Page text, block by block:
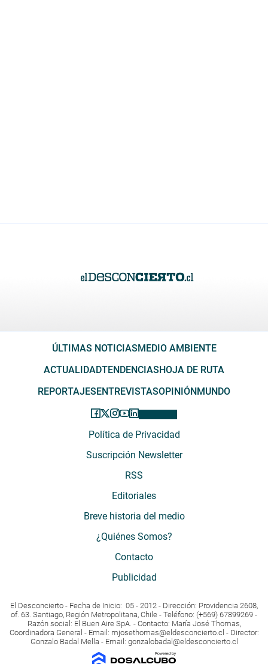
ÚLTIMAS NOTICIAS MEDIO AMBIENTE
ACTUALIDADTENDENCIAS HOJA DE RUTA
REPORTAJES ENTREVISTASOPINIÓN MUNDO
Política de Privacidad
Suscripción Newsletter
RSS
Editoriales
Breve historia del medio
¿Quiénes Somos?
Contacto
Publicidad
El Desconcierto - Fecha de Inicio: 05 - 2012 - Dirección: Providencia 2608,
of. 63. Santiago, Región Metropolitana, Chile - Teléfono: (+569) 67899269 -
Razón social: El Buen Aire SpA. - Contacto: María José Thomas,
Coordinadora General - Email: mjosethomas@eldesconcierto.cl - Director:
Gonzalo Badal Mella - Email: gonzalobadal@eldesconcierto.cl